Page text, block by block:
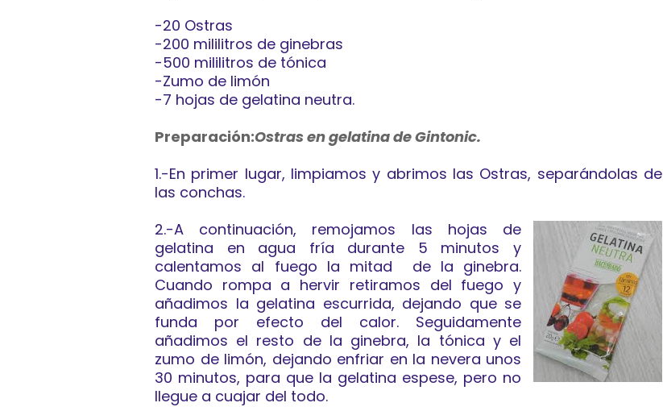
-20 Ostras
-200 mililitros de ginebras
-500 mililitros de tónica
-Zumo de limón
-7 hojas de gelatina neutra.
Preparación:Ostras en gelatina de Gintonic.
1.-En primer lugar, limpiamos y abrimos las Ostras, separándolas de
las conchas.
2.-A continuación, remojamos las hojas de
gelatina en agua fría durante 5 minutos y
calentamos al fuego la mitad de la ginebra.
Cuando rompa a hervir retiramos del fuego y
añadimos la gelatina escurrida, dejando que se
funda por efecto del calor. Seguidamente
añadimos el resto de la ginebra, la tónica y el
zumo de limón, dejando enfriar en la nevera unos
30 minutos, para que la gelatina espese, pero no
llegue a cuajar del todo.